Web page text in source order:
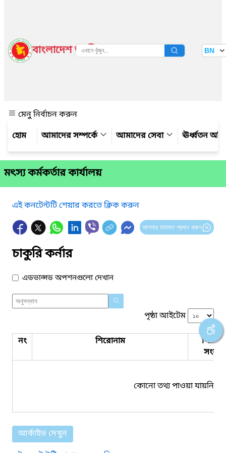
বাংলাদেশ জাতীয় তথ্য বাতায়ন BN
মেনু নির্বাচন করুন
আমাদের সম্পর্কে
আমাদের সেবা ঊর্ধ্বতন
মৎস্য কর্মকর্তার কার্যালয়
এই কনটেন্টটি শেয়ার করতে ক্লিক করুন
আপনার মতামত প্রদান করুন
চাকুরি কর্নার
এডভান্সড অপশনগুলো দেখান
পৃষ্ঠা আইটেম
নং শিরোনাম
কোনো তথ্য পাওয়া যায়নি।
আর্কাইভ দেখুন